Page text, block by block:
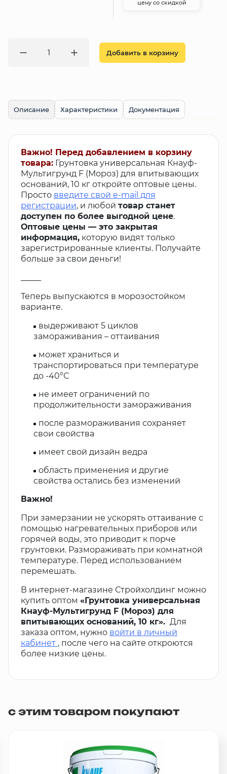
цену со скидкой
Добавить в корзину
Описание Характеристики Документация
Важно! Перед добавлением в корзину
товара: Грунтовка универсальная Кнауф-
Мультигрунд F (Мороз) для впитывающих
оснований, 10 кг откройте оптовые цены.
Просто введите свой e-mail для
регистрации, и любой товар станет
доступен по более выгодной цене.
Оптовые цены — это закрытая
информация, которую видят только
зарегистрированные клиенты. Получайте
больше за свои деньги!
Теперь выпускаются в морозостойком
варианте.
выдерживают 5 циклов
замораживания – оттаивания
может храниться и
транспортироваться при температуре
до -40°С
не имеет ограничений по
продолжительности замораживания
после размораживания сохраняет
свои свойства
имеет свой дизайн ведра
область применения и другие
свойства остались без изменений
Важно!
При замерзании не ускорять оттаивание с
помощью нагревательных приборов или
горячей воды, это приводит к порче
грунтовки. Размораживать при комнатной
температуре. Перед использованием
перемешать.
В интернет-магазине Стройхолдинг можно
купить оптом «Грунтовка универсальная
Кнауф-Мультигрунд F (Мороз) для
впитывающих оснований, 10 кг». Для
заказа оптом, нужно войти в личный
кабинет , после чего на сайте откроются
более низкие цены.
с этим товаром покупают